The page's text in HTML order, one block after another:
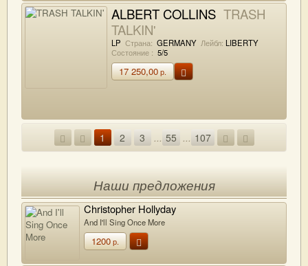
ALBERT COLLINS TRASH
TALKIN'
LP Страна: GERMANY Лейбл: LIBERTY
Состояние : 5/5
17 250,00р.
1 2 3 ... 55 ... 107
Наши предложения
Christopher Hollyday
And I'll Sing Once More
1200р.